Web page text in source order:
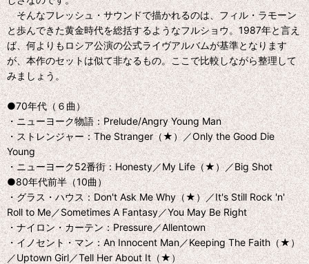
そんなフレッシュ・サウンドで描かれるのは、フィル・ラモーン
と歩んできた黄金時代を総括するようなフルショウ。1987年と言え
ば、何よりもロシア公演の公式ライヴアルバムが基準となります
が、本作のセットは似て非なるもの。ここで比較しながら整理して
みましょう。
●70年代（６曲）
・ニューヨーク物語：Prelude/Angry Young Man
・ストレンジャー：The Stranger（★）／Only the Good Die
Young
・ニューヨーク52番街：Honesty／My Life（★）／Big Shot
●80年代前半（10曲）
・グラス・ハウス：Don't Ask Me Why（★）／It's Still Rock 'n'
Roll to Me／Sometimes A Fantasy／You May Be Right
・ナイロン・カーテン：Pressure／Allentown
・イノセント・マン：An Innocent Man／Keeping The Faith（★）
／Uptown Girl／Tell Her About It（★）